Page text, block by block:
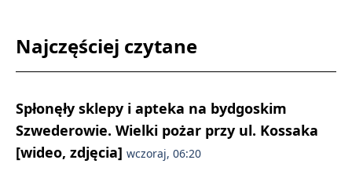
Najczęściej czytane
Spłonęły sklepy i apteka na bydgoskim
Szwederowie. Wielki pożar przy ul. Kossaka
[wideo, zdjęcia] wczoraj, 06:20